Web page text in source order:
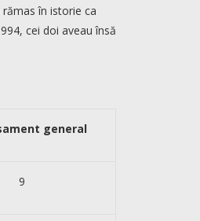
în istorie ca
cei doi aveau însă
general
9